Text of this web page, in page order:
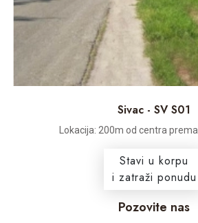
Sivac - SV S01
Lokacija: 200m od centra prema
Stavi u korpu
i zatraži ponudu
Pozovite nas